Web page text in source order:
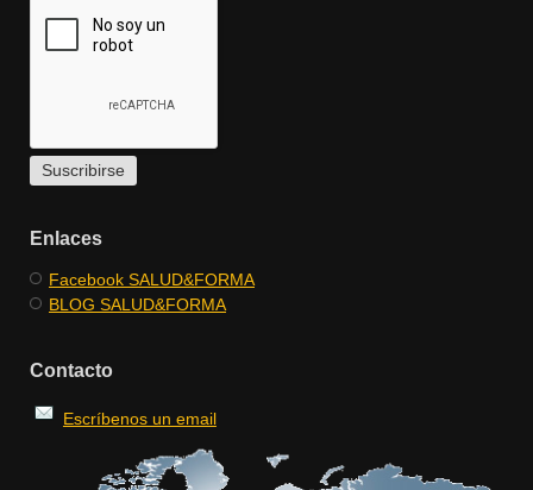
Enlaces
Facebook SALUD&FORMA
BLOG SALUD&FORMA
Contacto
Escríbenos un email